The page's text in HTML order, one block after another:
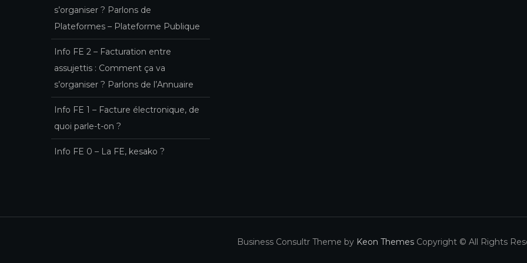
s’organiser ? Parlons de
Plateformes – Plateforme Publique
Info FE 2 – Facturation entre
assujettis : Comment ça va
s’organiser ? Parlons de l’Annuaire
Info FE 1 – Facture électronique, de
quoi parle-t-on ?
Info FE 0 – La FE, kesako ?
Business Consultr Theme by Keon Themes Copyright © All Rights